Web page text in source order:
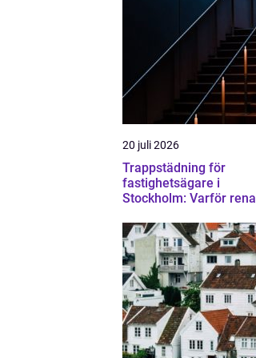
20 juli 2026
Trappstädning för
fastighetsägare i
Stockholm: Varför rena
än du tror